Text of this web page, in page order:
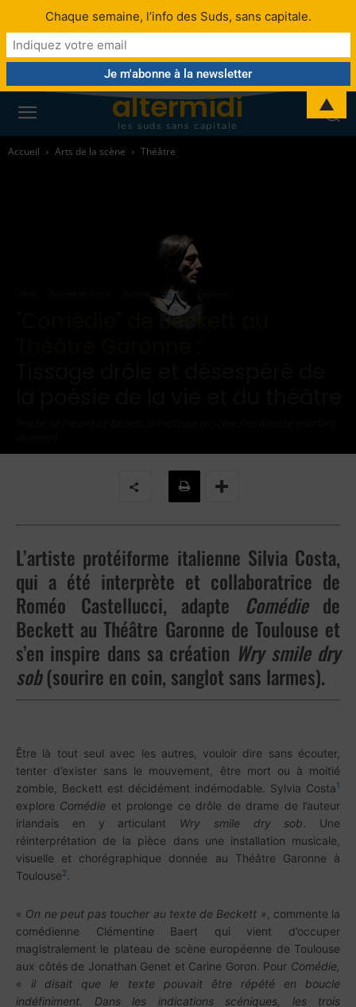
altermidi
les suds sans capitale
Accueil Arts de la scène Théâtre
Italie
"Comédie" de Beckett au
L’artiste protéiforme italienne Silvia Costa,
qui a été interprète et collaboratrice de
Roméo Castellucci, adapte Comédiede
Beckett au Théâtre Garonne de Toulouse et
s’en inspire dans sa création Wry smile dry
sob(sourire en coin, sanglot sans larmes).
Être là tout seul avec les autres, vouloir dire sans écouter,
tenter d’exister sans le mouvement, être mort ou à moitié
zombie, Beckett est décidément indémodable. Sylvia Costa1
explore Comédie et prolonge ce drôle de drame de l’auteur
irlandais en y articulant Wry smile dry sob. Une
réinterprétation de la pièce dans une installation musicale,
visuelle et chorégraphique donnée au Théâtre Garonne à
Toulouse2.
« On ne peut pas toucher au texte de Beckett », commente la
comédienne Clémentine Baert qui vient d’occuper
magistralement le plateau de scène européenne de Toulouse
aux côtés de Jonathan Genet et Carine Goron. Pour Comédie,
« il disait que le texte pouvait être répété en boucle
indéfiniment. Dans les indications scéniques, les trois
Chaque semaine, l’info des Suds, sans capitale.
▲